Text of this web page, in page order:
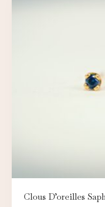
Clous D’oreilles